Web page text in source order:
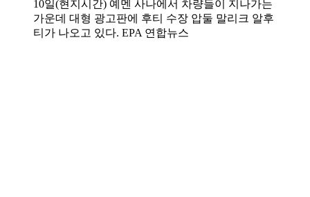
10일(현지시간) 예멘 사나에서 차량들이 지나가는
가운데 대형 광고판에 후티 수장 압둘 말리크 알후
티가 나오고 있다. EPA 연합뉴스